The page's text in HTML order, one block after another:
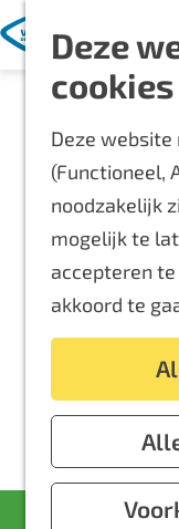
Deze
cookies
Deze website
(Functioneel,
noodzakelijk
mogelijk te
accepteren
akkoord te
G
K
a
a
r
t